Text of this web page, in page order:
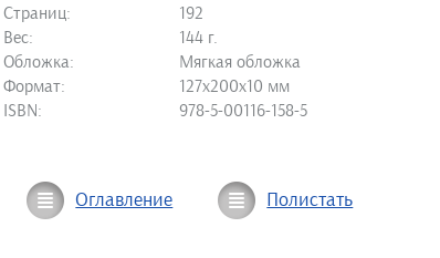
Страниц:
192
Вес:
144 г.
Обложка:
Мягкая обложка
Формат:
127х200х10 мм
ISBN:
978-5-00116-158-5
Оглавление Полистать